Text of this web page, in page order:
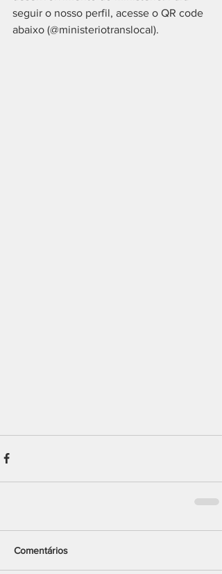
seguir o nosso perfil, acesse o QR code
abaixo (@ministeriotranslocal).
Comentários